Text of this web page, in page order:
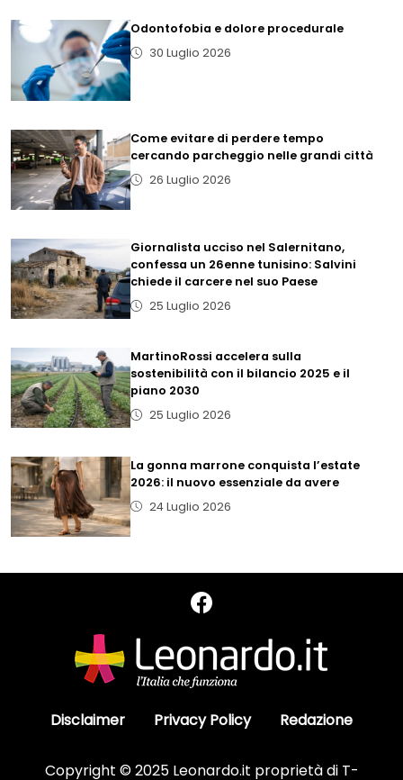
Odontofobia e dolore procedurale
30 Luglio 2026
Come evitare di perdere tempo
cercando parcheggio nelle grandi città
26 Luglio 2026
Giornalista ucciso nel Salernitano,
confessa un 26enne tunisino: Salvini
chiede il carcere nel suo Paese
25 Luglio 2026
MartinoRossi accelera sulla
sostenibilità con il bilancio 2025 e il
piano 2030
25 Luglio 2026
La gonna marrone conquista l’estate
2026: il nuovo essenziale da avere
24 Luglio 2026
Disclaimer Privacy Policy Redazione
Copyright © 2025 Leonardo.it proprietà di T-